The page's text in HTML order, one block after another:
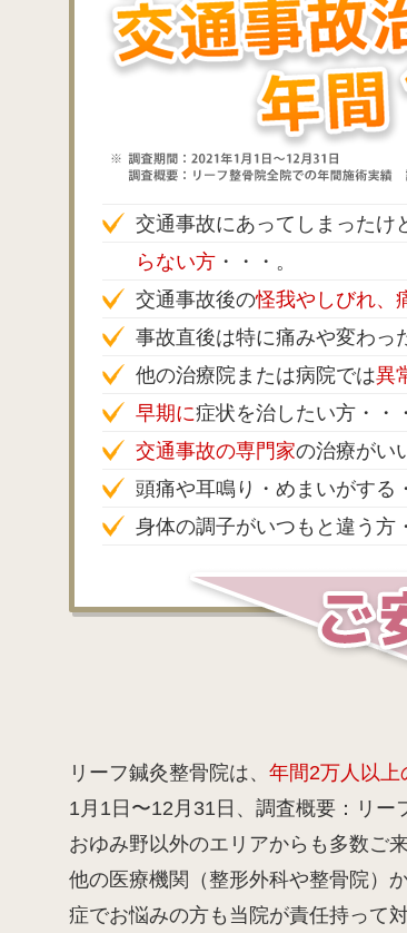
交通事故にあってしまったけ
らない方 ・・・。
交通事故後の怪我やしびれ、
事故直後は特に痛みや変わっ
他の治療院または病院では異
早期に症状を治したい方・・
交通事故の専門家の治療がい
頭痛や耳鳴り・めまいがする
身体の調子がいつもと違う方
リーフ鍼灸整骨院は、 年間2万人以上
1月1日〜12月31日、調査概要：リ
おゆみ野以外のエリアからも多数ご
他の医療機関（整形外科や整骨院）
症でお悩みの方も当院が責任持って